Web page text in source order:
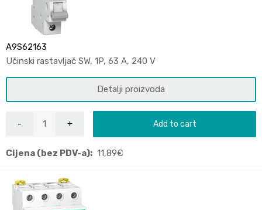
A9S62163
Učinski rastavljač SW, 1P, 63 A, 240 V
Detalji proizvoda
Add to cart
Cijena (bez PDV-a): 11,89€